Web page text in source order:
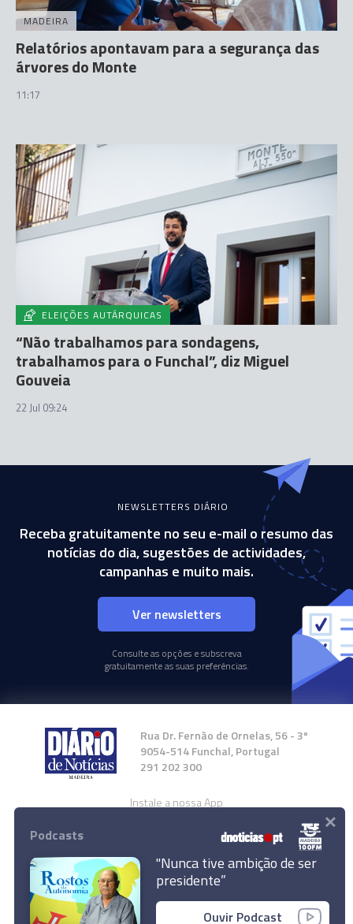
MADEIRA
Relatórios apontavam para a segurança das
árvores do Monte
11:17
ELEIÇÕES AUTÁRQUICAS
“Não trabalhamos para sondagens,
trabalhamos para o Funchal”, diz Miguel
Gouveia
22 Jul 09:24
NEWSLETTERS DIÁRIO
Receba gratuitamente no seu e-mail o resumo das
notícias do dia, sugestões de actividades,
campanhas e muito mais.
Ver newsletters
Consulte as opções e subscreva
gratuitamente as suas preferências.
Rua Dr. Fernão de Ornelas, 56 - 3º
9054-514 Funchal, Portugal
291 202 300
Instale a nossa App
© 2024 Empresa Diário de Notícias, Lda.
Podcasts
"Nunca tive ambição de ser
presidente”
Ouvir Podcast
×